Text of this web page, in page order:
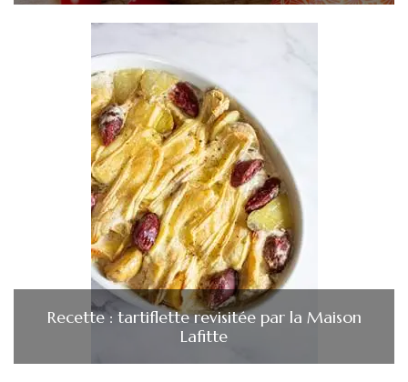
Recette : tartiflette revisitée par la Maison
Lafitte